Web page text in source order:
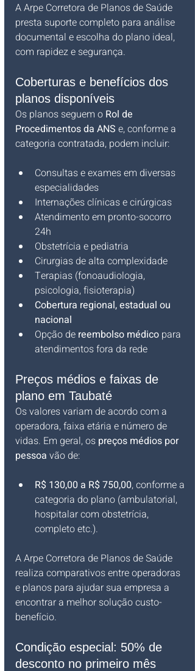
A Arpe Corretora de Planos de Saúde
presta suporte completo para análise
documental e escolha do plano ideal,
com rapidez e segurança.
Coberturas e benefícios dos
planos disponíveis
Os planos seguem o Rol de
Procedimentos da ANS e, conforme a
categoria contratada, podem incluir:
Consultas e exames em diversas
especialidades
Internações clínicas e cirúrgicas
Atendimento em pronto-socorro
24h
Obstetrícia e pediatria
Cirurgias de alta complexidade
Terapias (fonoaudiologia,
psicologia, fisioterapia)
Cobertura regional, estadual ou
nacional
Opção de reembolso médico para
atendimentos fora da rede
Preços médios e faixas de
plano em Taubaté
Os valores variam de acordo com a
operadora, faixa etária e número de
vidas. Em geral, os preços médios por
pessoa vão de:
R$ 130,00 a R$ 750,00, conforme a
categoria do plano (ambulatorial,
hospitalar com obstetrícia,
completo etc.).
A Arpe Corretora de Planos de Saúde
realiza comparativos entre operadoras
e planos para ajudar sua empresa a
encontrar a melhor solução custo-
benefício.
Condição especial: 50% de
desconto no primeiro mês